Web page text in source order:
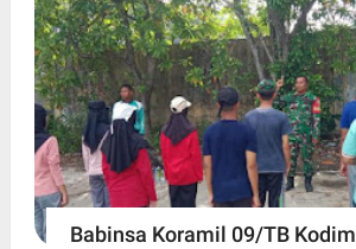
Babinsa Koramil 09/TB Kodim